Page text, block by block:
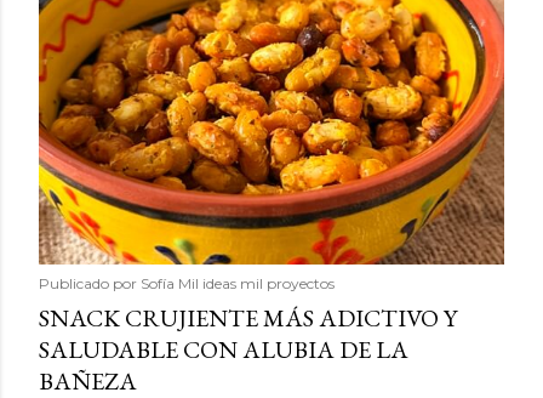
Publicado por Sofía Mil ideas mil proyectos
SNACK CRUJIENTE MÁS ADICTIVO Y
SALUDABLE CON ALUBIA DE LA
BAÑEZA